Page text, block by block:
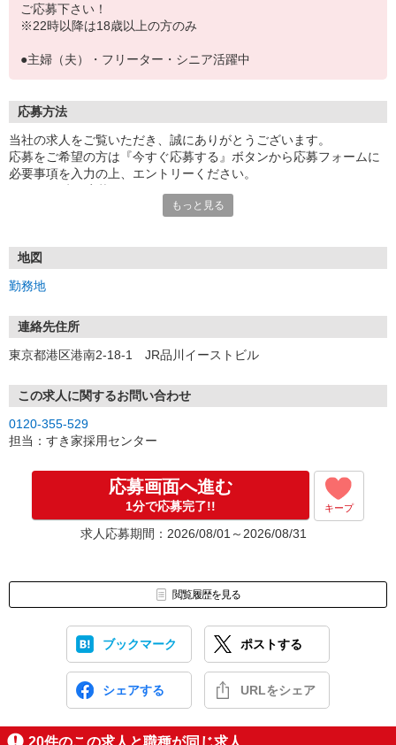
ご応募下さい！
※22時以降は18歳以上の方のみ
●主婦（夫）・フリーター・シニア活躍中
応募方法
当社の求人をご覧いただき、誠にありがとうございます。
応募をご希望の方は『今すぐ応募する』ボタンから応募フォームに
必要事項を入力の上、エントリーください。
号」など
もっと見る
地図
勤務地
連絡先住所
東京都港区港南2-18-1 JR品川イーストビル
この求人に関するお問い合わせ
0120-355-529
担当：すき家採用センター
応募画面へ進む
1分で応募完了!! キープ
求人応募期間：2026/08/01～2026/08/31
閲覧履歴を見る
ブックマーク ポストする
シェアする URLをシェア
20件のこの求人と職種が同じ求人